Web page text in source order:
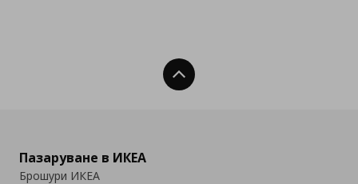
Нагоре
Пазаруване в ИКЕА
Брошури ИКЕА